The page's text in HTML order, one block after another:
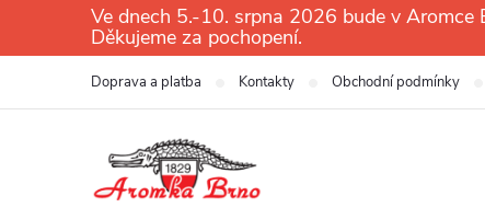
Ve dnech 5.-10. srpna 2026 bude v Aromce
Děkujeme za pochopení.
Doprava a platba Kontakty Obchodní podmínky